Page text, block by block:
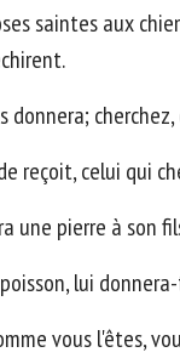
saintes aux
donnera;
reçoit, celui qui
une pierre à son
lui
vous l'êtes,